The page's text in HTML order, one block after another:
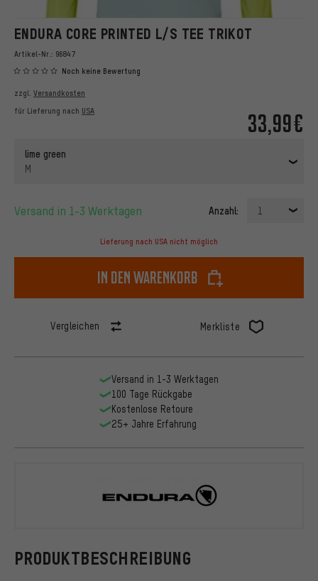
ENDURA CORE PRINTED L/S TEE TRIKOT
Artikel-Nr.: 96847
Noch keine Bewertung
33,99€
zzgl. Versandkosten
für Lieferung nach USA
lime green
M
Versand in 1-3 Werktagen Anzahl: 1
Lieferung nach USA nicht möglich
In den Warenkorb
Vergleichen Merkliste
PRODUKTBESCHREIBUNG
Versand in 1-3 Werktagen
100 Tage Rückgabe
Kostenlose Retoure
25+ Jahre Erfahrung